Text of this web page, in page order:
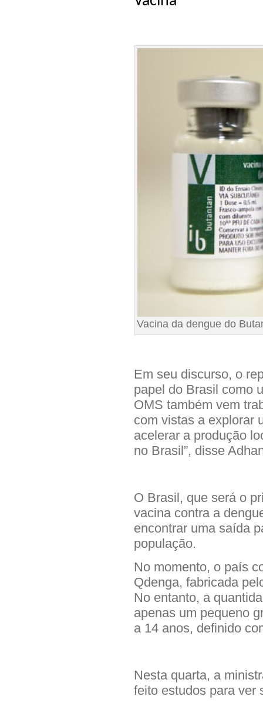
Vacina da dengue do
Em seu discurso, o
papel do Brasil como
OMS também vem
com vistas a explorar
acelerar a produção
no Brasil”, disse
O Brasil, que será o
vacina contra a
encontrar uma saída
população.
No momento, o país
Qdenga, fabricada
No entanto, a
apenas um pequeno
a 14 anos, definido
Nesta quarta, a
feito estudos para ver